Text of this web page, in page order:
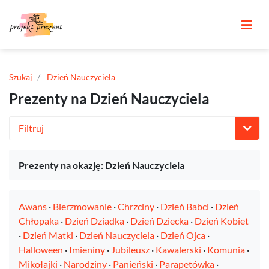
Szukaj Dzień Nauczyciela
Prezenty na Dzień Nauczyciela
Filtruj
Prezenty na okazję: Dzień Nauczyciela
Awans · Bierzmowanie ·Chrzciny · Dzień Babci · Dzień
Chłopaka · Dzień Dziadka · Dzień Dziecka · Dzień Kobiet
· Dzień Matki · Dzień Nauczyciela · Dzień Ojca ·
Halloween · Imieniny · Jubileusz · Kawalerski · Komunia ·
Mikołajki · Narodziny · Panieński · Parapetówka ·